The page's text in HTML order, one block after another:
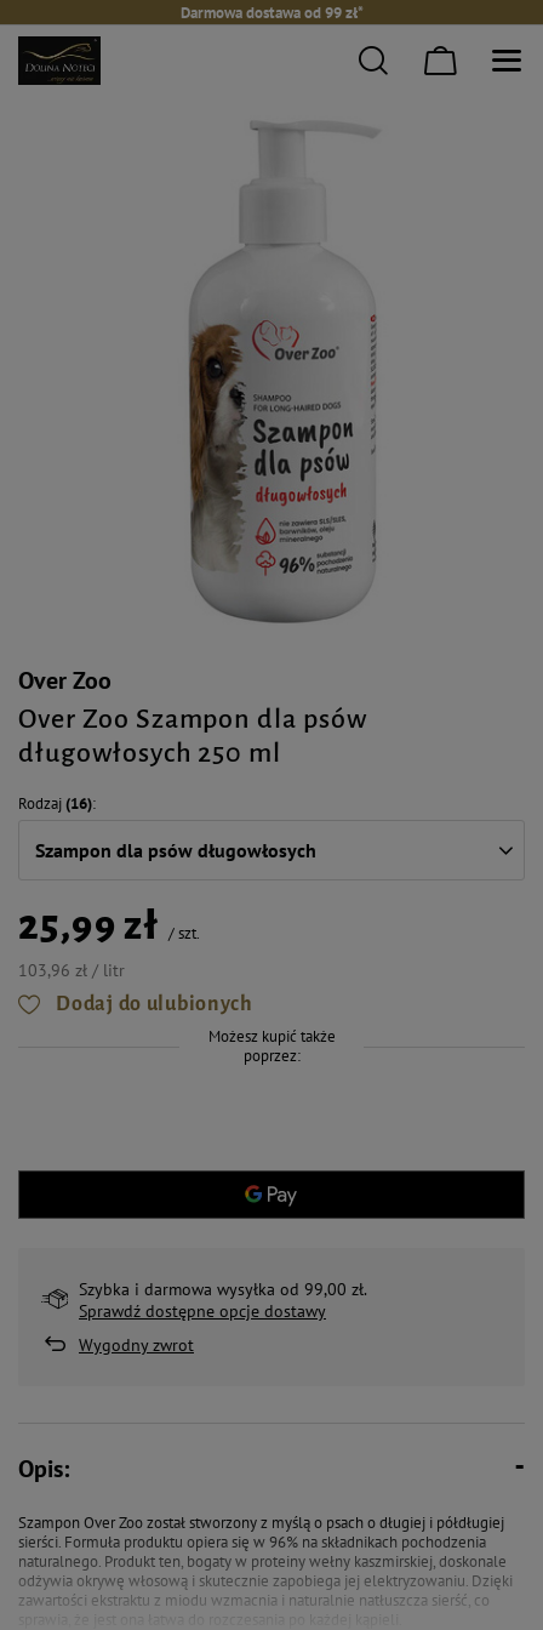
Darmowa dostawa od 99 zł*
Over Zoo
Over Zoo Szampon dla psów
długowłosych 250 ml
Rodzaj(16)
Szampon dla psów długowłosych
25,99 zł /szt.
103,96 zł / litr
Dodaj do ulubionych
Możesz kupić także
poprzez:
Szybka i darmowa wysyłka od 99,00 zł.
Sprawdź dostępne opcje dostawy
Wygodny zwrot
Opis:
Szampon Over Zoo został stworzony z myślą o psach o długiej i półdługiej
sierści. Formuła produktu opiera się w 96% na składnikach pochodzenia
naturalnego. Produkt ten, bogaty w proteiny wełny kaszmirskiej, doskonale
odżywia okrywę włosową i skutecznie zapobiega jej elektryzowaniu. Dzięki
zawartości ekstraktu z miodu wzmacnia i naturalnie natłuszcza sierść, co